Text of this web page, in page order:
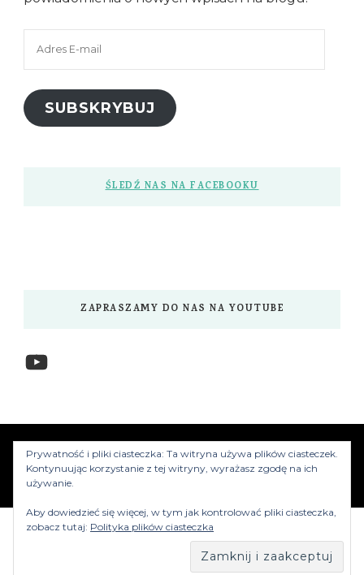
SUBSKRYBUJ
ŚLEDŹ NAS NA FACEBOOKU
ZAPRASZAMY DO NAS NA YOUTUBE
YouTube
www.myzwiedzamy.pl Vilva | Stworzony przez
Blossom Themes.Silnik:WordPress
Prywatność i pliki ciasteczka: Ta witryna używa plików ciasteczek.
Kontynuując korzystanie z tej witryny, wyrażasz zgodę na ich
używanie.
Aby dowiedzieć się więcej, w tym jak kontrolować pliki ciasteczka,
zobacz tutaj: Polityka plików ciasteczka